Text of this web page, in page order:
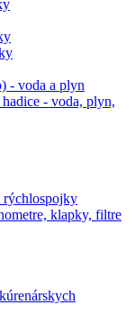
- voda a plyn
- voda, plyn,
rýchlospojky
klapky, filtre